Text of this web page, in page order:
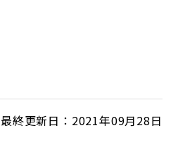
最終更新日：2021年09月28日